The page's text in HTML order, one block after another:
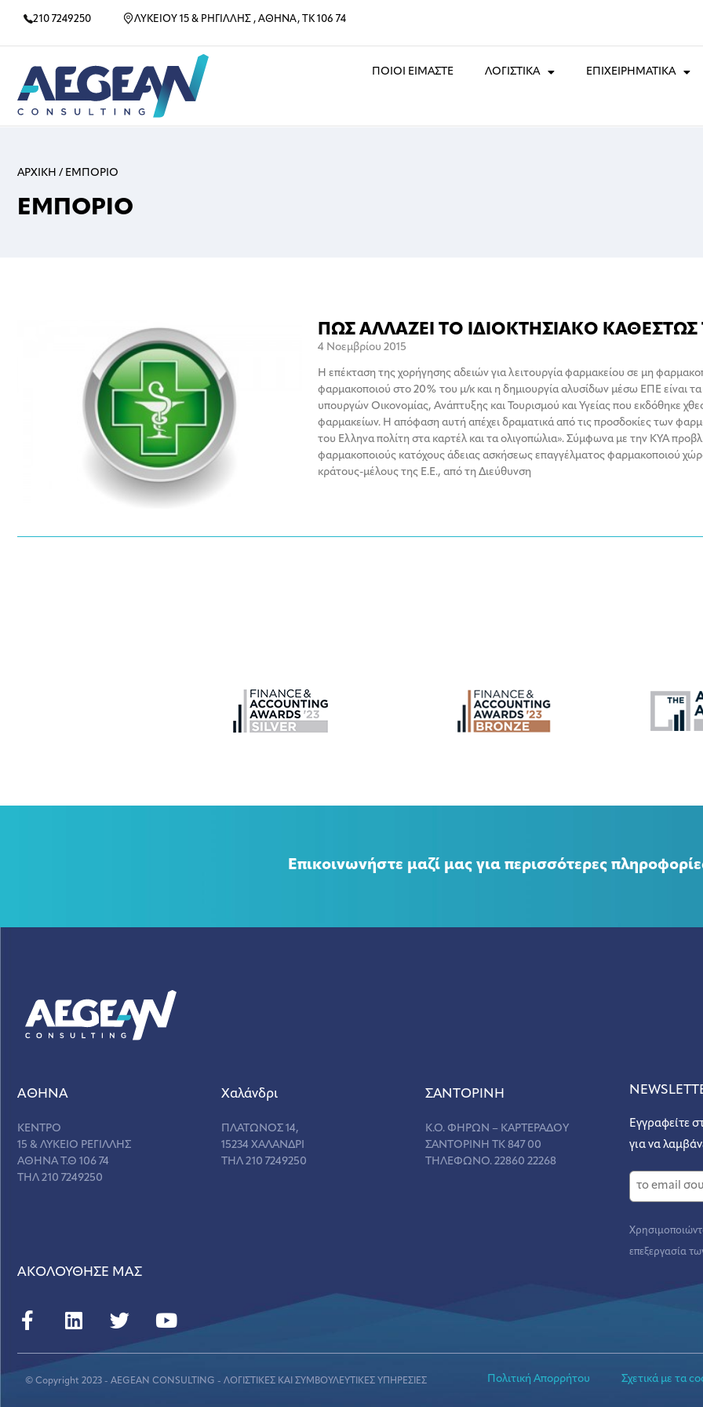
210 7249250 ΛΥΚΕΙΟΥ 15 & ΡΗΓΙΛΛΗΣ , ΑΘΗΝΑ, ΤΚ 106 74
ΠΟΙΟΙ ΕΙΜΑΣΤΕ ΛΟΓΙΣΤΙΚΑ ΕΠΙΧΕΙΡΗΜΑΤΙΚΑ
ΑΡΧΙΚΗ / ΕΜΠΟΡΙΟ
ΕΜΠΟΡΙΟ
ΠΩΣ ΑΛΛΑΖΕΙ ΤΟ ΙΔΙΟΚΤΗΣΙΑΚΟ
4 Νοεμβρίου 2015
Η επέκταση της χορήγησης αδειών για λειτουργία φαρμακείου σε μη
φαρμακοποιού στο 20% του μ/κ και η δημιουργία αλυσίδων μέσω ΕΠΕ είναι
υπουργών Οικονομίας, Ανάπτυξης και Τουρισμού και Υγείας που εκδόθηκε
φαρμακείων. Η απόφαση αυτή απέχει δραματικά από τις προσδοκίες των
του Ελληνα πολίτη στα καρτέλ και τα ολιγοπώλια». Σύμφωνα με την ΚΥΑ
φαρμακοποιούς κατόχους άδειας ασκήσεως επαγγέλματος φαρμακοποιού
κράτους-μέλους της Ε.Ε., από τη Διεύθυνση
Επικοινωνήστε μαζί μας για περισσότερες
ΑΘΗΝΑ
ΚΕΝΤΡΟ
15 & ΛΥΚΕΙΟ ΡΕΓΙΛΛΗΣ
ΑΘΗΝΑ Τ.Θ 106 74
ΤΗΛ 210 7249250
Χαλάνδρι
ΠΛΑΤΩΝΟΣ 14,
15234 ΧΑΛΑΝΔΡΙ
ΤΗΛ 210 7249250
ΣANΤΟΡΙΝΗ
Κ.Ο. ΦΗΡΩΝ – ΚΑΡΤΕΡΑΔΟΥ
ΣΑΝΤΟΡΙΝΗ ΤΚ 847 00
ΤΗΛΕΦΩΝΟ. 22860 22268
Εγγραφείτε
για να
επεξεργασία
ΑΚΟΛΟΥΘΗΣΕ ΜΑΣ
© Copyright 2023 - AEGEAN CONSULTING - ΛΟΓΙΣΤΙΚΕΣ ΚΑΙ ΣΥΜΒΟΥΛΕΥΤΙΚΕΣ ΥΠΗΡΕΣΙΕΣ Πολιτική Απορρήτου Σχετικά με τα